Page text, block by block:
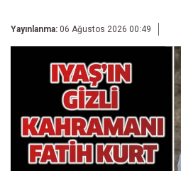
Yayınlanma: 06 Ağustos 2026 00:49